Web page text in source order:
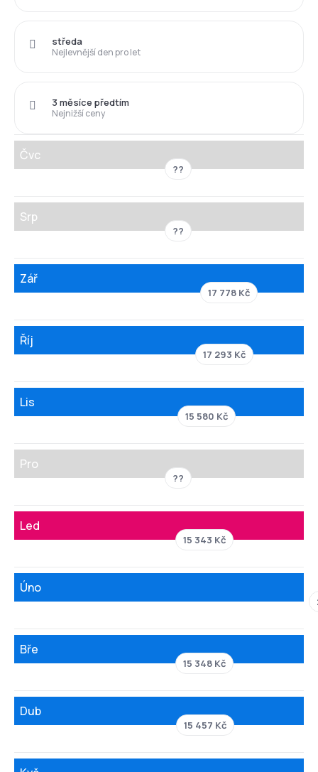
Nejlevnější den pro let
středa
Nejnižší ceny
3 měsíce předtím
Čvc
??
Srp
??
Zář
17 778 Kč
Říj
17 293 Kč
Lis
15 580 Kč
Pro
??
Led
15 343 Kč
Úno
Bře
15 348 Kč
Dub
15 457 Kč